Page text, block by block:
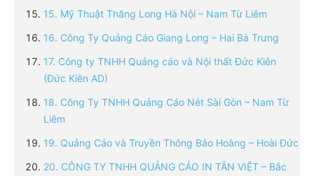
15. Mỹ Thuật Thăng Long Hà Nội – Nam Từ Liêm
16. Công Ty Quảng Cáo Giang Long – Hai Bà Trưng
17. Công ty TNHH Quảng cáo và Nội thất Đức Kiên
(Đức Kiên AD)
18. Công Ty TNHH Quảng Cáo Nét Sài Gòn – Nam Từ
Liêm
19. Quảng Cáo và Truyền Thông Bảo Hoàng – Hoài Đức
20. CÔNG TY TNHH QUẢNG CÁO IN TÂN VIỆT – Bắc